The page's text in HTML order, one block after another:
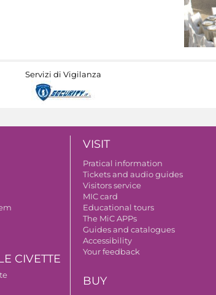
Servizi di Vigilanza
CIVETTE
VISIT
Pratical information
Tickets and audio guides
Visitors service
MIC card
Educational tours
The MiC APPs
Guides and catalogues
Accessibility
Your feedback
BUY